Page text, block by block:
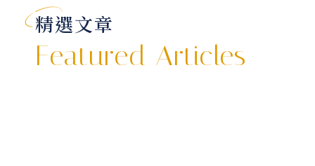
精選文章
Featured Articles